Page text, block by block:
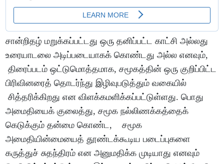
சான்றிதழ் மறுக்கப்பட்டது ஒரு தனிப்பட்ட காட்சி அல்லது
உரையாடலை அடிப்படையாகக் கொண்டது அல்ல எனவும்,
திரைப்படம் ஒட்டுமொத்தமாக, சமூகத்தின் ஒரு குறிப்பிட்ட
பிரிவினரைத் தொடர்ந்து இழிவுபடுத்தும் வகையில்
சித்தரிக்கிறது என விளக்கமளிக்கப்பட்டுள்ளது. பொது
அமைதியைக் குலைத்து, சமூக நல்லிணக்கத்தைக்
கெடுக்கும் தன்மை கொண்ட, சமூக
அமைதியின்மையைத் தூண்டக்கூடிய படைப்புகளை
கருத்துச் சுதந்திரம் என அனுமதிக்க முடியாது எனவும்